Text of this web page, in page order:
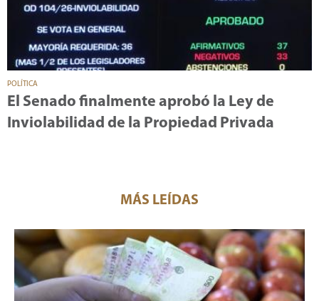
POLÍTICA
El Senado finalmente aprobó la Ley de
Inviolabilidad de la Propiedad Privada
MÁS LEÍDAS